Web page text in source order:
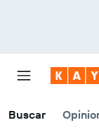
Buscar